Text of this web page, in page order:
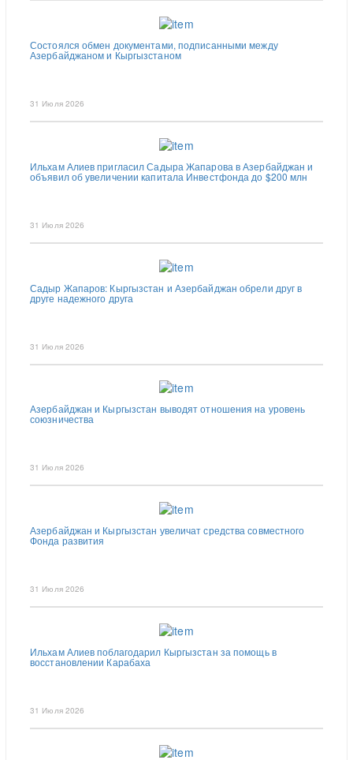
Состоялся обмен документами, подписанными между
Азербайджаном и Кыргызстаном
31 Июля 2026
Ильхам Алиев пригласил Садыра Жапарова в Азербайджан и
объявил об увеличении капитала Инвестфонда до $200 млн
31 Июля 2026
Садыр Жапаров: Кыргызстан и Азербайджан обрели друг в
друге надежного друга
31 Июля 2026
Азербайджан и Кыргызстан выводят отношения на уровень
союзничества
31 Июля 2026
Азербайджан и Кыргызстан увеличат средства совместного
Фонда развития
31 Июля 2026
Ильхам Алиев поблагодарил Кыргызстан за помощь в
восстановлении Карабаха
31 Июля 2026